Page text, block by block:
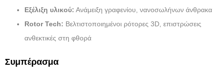
Εξέλιξη υλικού: Ανάμειξη γραφενίου, νανοσωλήνων άνθρακα
Rotor Tech: Βελτιστοποιημένοι ρότορες 3D, επιστρώσεις
ανθεκτικές στη φθορά
Συμπέρασμα